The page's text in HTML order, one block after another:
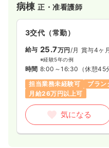
んでおります。
100年以上に渡る長い歴史の
設の時からの不変の精神、”
域に必要とされる病院として
命のもとに最善の医療を患者
病棟正・准看護師
3交代（常勤）
給与 25.7万円/月 賞与4ヶ
※経験5年の例
時間 8:00～16:30 （休憩45
担当業務未経験可
ブラン
月給26万円以上可
気になる